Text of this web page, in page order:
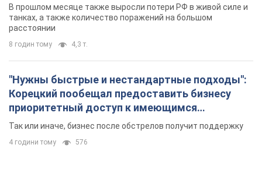
В прошлом месяце также выросли потери РФ в живой силе и
танках, а также количество поражений на большом
расстоянии
8 годин тому 4,3 т.
"Нужны быстрые и нестандартные подходы":
Корецкий пообещал предоставить бизнесу
приоритетный доступ к имеющимся
складским помещениям
Так или иначе, бизнес после обстрелов получит поддержку
4 години тому 576